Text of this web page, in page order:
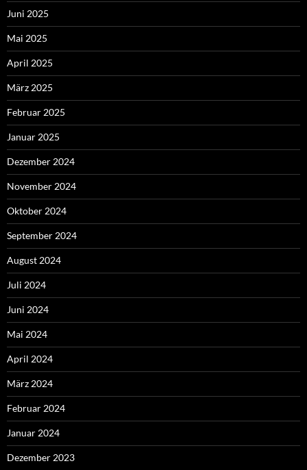
Juni 2025
Mai 2025
April 2025
März 2025
Februar 2025
Januar 2025
Dezember 2024
November 2024
Oktober 2024
September 2024
August 2024
Juli 2024
Juni 2024
Mai 2024
April 2024
März 2024
Februar 2024
Januar 2024
Dezember 2023